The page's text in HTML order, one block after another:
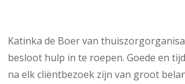
Katinka de Boer van
besloot hulp in te roepen. Goede en
na elk cliëntbezoek zijn van groot